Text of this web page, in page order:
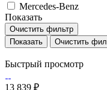
Mercedes-Benz
Показать
Очистить фильтр
Очистить
Быстрый просмотр
13 839 ₽